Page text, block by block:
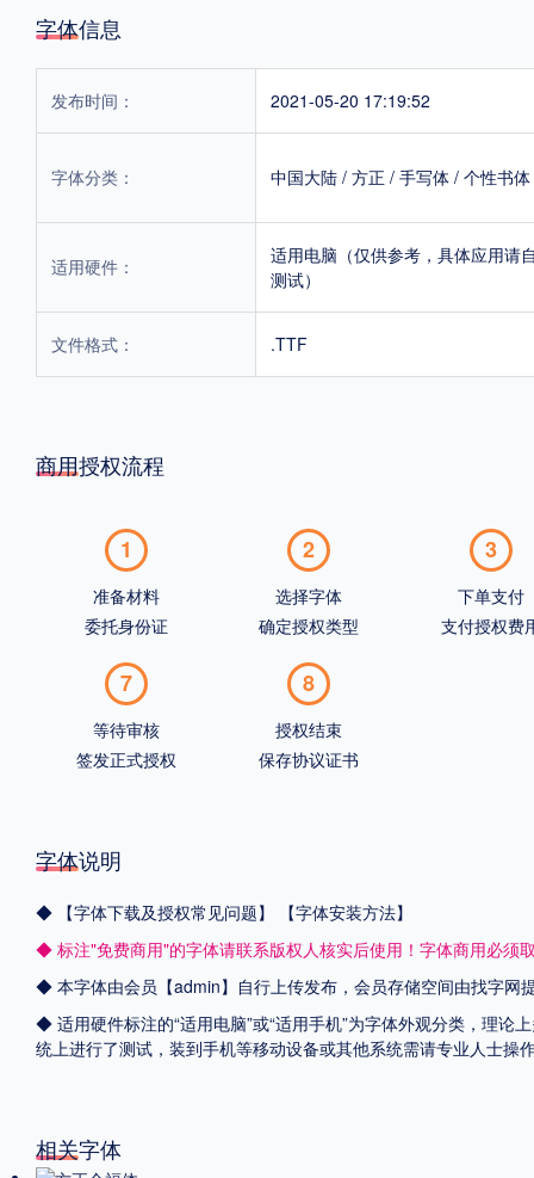
字体新闻
字体信息
发布时间： 2021-05-20 17:19:52
字体分类： 中国大陆 / 方正 / 手写体 / 个性书体
适用硬件：
适用电脑（仅供参考，具体应用请
测试）
文件格式： .TTF
商用授权流程
1
准备材料
委托身份证
2
选择字体
确定授权类型
3
下单支付
支付授权费
7
等待审核
签发正式授权
8
授权结束
保存协议证书
字体说明
◆ 【字体下载及授权常见问题】
【字体安装方法】
◆ 标注"免费商用"的字体请联系版权人核实后使用！字体商用必须
◆ 本字体由会员【admin】自行上传发布，会员存储空间由找字网
◆ 适用硬件标注的“适用电脑”或“适用手机”为字体外观分类，理论
统上进行了测试，装到手机等移动设备或其他系统需请专业人士
相关字体